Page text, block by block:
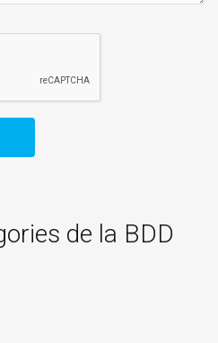
de la BDD